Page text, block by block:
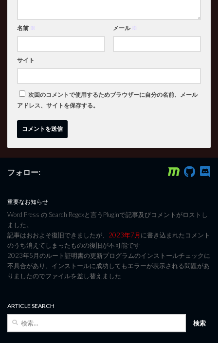
名前 ※ メール ※
サイト
次回のコメントで使用するためブラウザーに自分の名前、メール
アドレス、サイトを保存する。
フォロー:
重要なお知らせ
Word Press の Search Regexと言うPluginで記事及びコメントがロストし
ました。
記事はおおよそ復旧できましたが、 2023年7月に書き込まれたコメント
のうち消えてしまったものの復旧が不可能です
2023年5月のルート証明書の更新プログラムのインストールチェックに
不具合があり、インストールに成功してもエラーが表示される問題があ
りましたのでファイルを差し替えました
ARTICLE SEARCH
検